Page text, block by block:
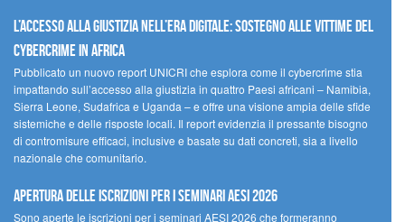
L’accesso alla giustizia nell’era digitale: sostegno alle vittime del
cybercrime in Africa
Pubblicato un nuovo report UNICRI che esplora come il cybercrime stia
impattando sull’accesso alla giustizia in quattro Paesi africani – Namibia,
Sierra Leone, Sudafrica e Uganda – e offre una visione ampia delle sfide
sistemiche e delle risposte locali. Il report evidenzia il pressante bisogno
di contromisure efficaci, inclusive e basate su dati concreti, sia a livello
nazionale che comunitario.
Apertura delle iscrizioni per i seminari AESI 2026
Sono aperte le iscrizioni per i seminari AESI 2026 che formeranno